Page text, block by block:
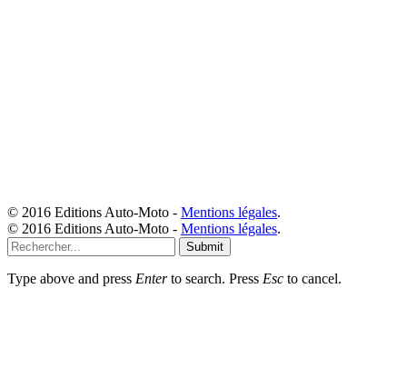
© 2016 Editions Auto-Moto - Mentions légales.
© 2016 Editions Auto-Moto - Mentions légales.
Submit
Type above and press Enterto search. Press Esc to cancel.